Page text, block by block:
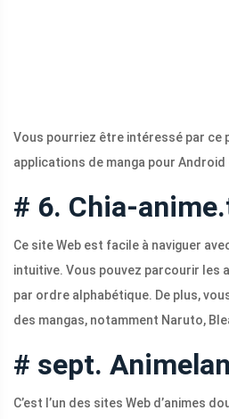
Vous pourriez être intéressé par ce
applications de manga pour Android
# 6. Chia-
Ce site Web est facile à naviguer
intuitive. Vous pouvez parcourir les
par ordre alphabétique. De plus,
des mangas, notamment Naruto,
# sept.
C’est l’un des sites Web d’animes